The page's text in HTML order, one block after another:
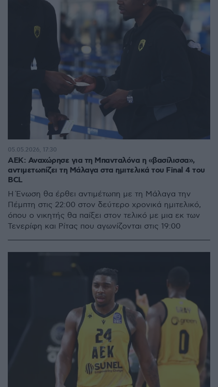
ΑΕΚ: Αναχώρησε για τη Μπανταλόνα η «βασίλισσα»,
αντιμετωπίζει τη Μάλαγα στα ημιτελικά του Final 4 του
BCL
Η Ένωση θα έρθει αντιμέτωπη με τη Μάλαγα την
Πέμπτη στις 22:00 στον δεύτερο χρονικά ημιτελικό,
όπου ο νικητής θα παίξει στον τελικό με μια εκ των
Τενερίφη και Ρίτας που αγωνίζονται στις 19:00
05.05.2026, 17:30